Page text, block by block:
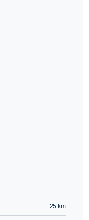
25 km